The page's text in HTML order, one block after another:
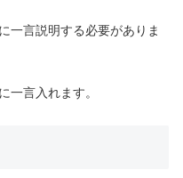
一言説明する必要がありま
一言入れます。